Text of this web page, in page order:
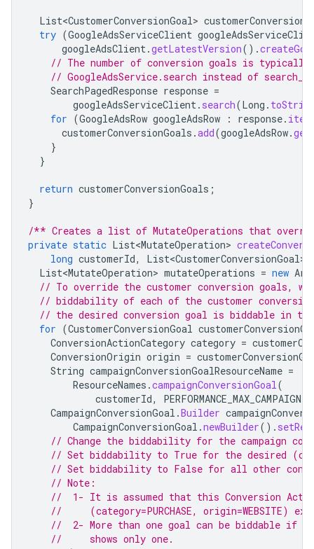
List<CustomerConversionGoal>
try (GoogleAdsServiceClient
googleAdsClient.getLatestVersion().
// The number of conversion goals is typically
// GoogleAdsService.search instead of
SearchPagedResponse response =
googleAdsServiceClient. search(Long .
for (GoogleAdsRow googleAdsRow : response.
customerConversionGoals .add(googleAdsRow.
}
}
return customerConversionGoals ;
}
/** Creates a list of MutateOperations that
private static List<MutateOperation>
long customerId, List<CustomerConversionGoal>
List<MutateOperation> mutateOperations = new
// To override the customer conversion goals,
// biddability of each of the customer
// the desired conversion goal is biddable in
for (CustomerConversionGoal
ConversionActionCategory category =
ConversionOrigin origin =
String campaignConversionGoalResourceName =
ResourceNames .campaignConversionGoal(
customerId,
CampaignConversionGoal .Builder
CampaignConversionGoal .newBuilder().
// Change the biddability for the campaign
// Set biddability to True for the desired
// Set biddability to False for all other
// Note:
//  1- It is assumed that this Conversion
//     (category=PURCHASE, origin=WEBSITE)
//  2- More than one goal can be biddable if
//     shows only one.